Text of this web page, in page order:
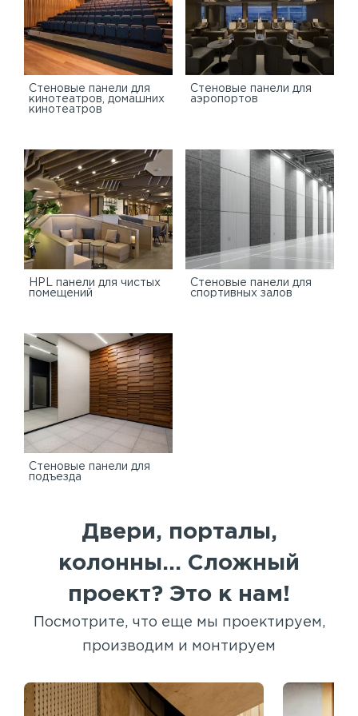
Стеновые панели для
кинотеатров, домашних
кинотеатров
Стеновые панели для
аэропортов
HPL панели для чистых
помещений
Стеновые панели для
спортивных залов
Стеновые панели для
подъезда
Двери, порталы,
колонны... Сложный
проект? Это к нам!
Посмотрите, что еще мы проектируем,
производим и монтируем